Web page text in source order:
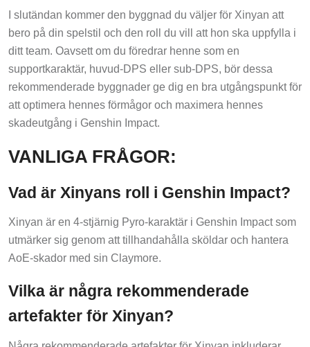
I slutändan kommer den byggnad du väljer för Xinyan att
bero på din spelstil och den roll du vill att hon ska uppfylla i
ditt team. Oavsett om du föredrar henne som en
supportkaraktär, huvud-DPS eller sub-DPS, bör dessa
rekommenderade byggnader ge dig en bra utgångspunkt för
att optimera hennes förmågor och maximera hennes
skadeutgång i Genshin Impact.
VANLIGA FRÅGOR:
Vad är Xinyans roll i Genshin Impact?
Xinyan är en 4-stjärnig Pyro-karaktär i Genshin Impact som
utmärker sig genom att tillhandahålla sköldar och hantera
AoE-skador med sin Claymore.
Vilka är några rekommenderade
artefakter för Xinyan?
Några rekommenderade artefakter för Xinyan inkluderar